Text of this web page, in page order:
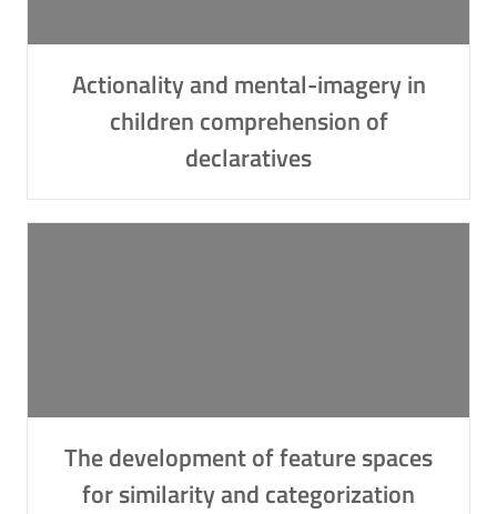
Actionality and mental-imagery in
children comprehension of
declaratives
The development of feature spaces
for similarity and categorization